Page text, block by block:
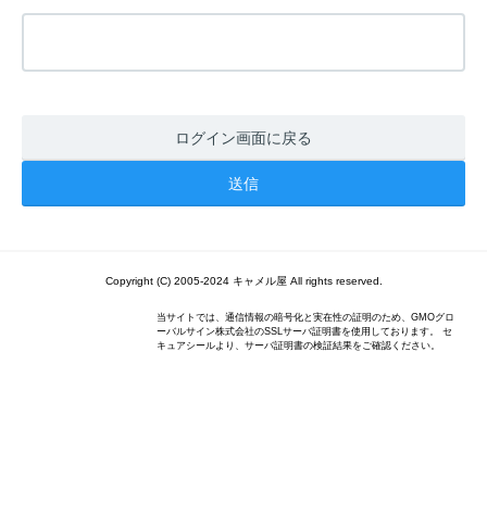
ログイン画面に戻る
Copyright (C) 2005-2024 キャメル屋 All rights reserved.
当サイトでは、通信情報の暗号化と実在性の証明のため、GMOグロ
ーバルサイン株式会社のSSLサーバ証明書を使用しております。 セ
キュアシールより、サーバ証明書の検証結果をご確認ください。